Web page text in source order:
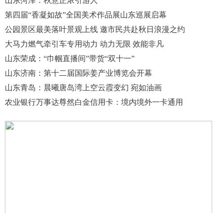
第四届“香凝如故”全国美术作品展山东巡展启幕
公园景区最美落叶景观上线 邀市民共赴秋日浪漫之约
大马力燃气牵引车专用动力 动力无限 效能非凡
山东荣成：“巾帼直播间”带货“双十一”
山东济南：第十二届国际姜产业博览会开幕
山东青岛：晨曦唐岛湾上空云霞变幻 宛如油画
农业银行万事达尊然白金信用卡：境内境外一卡通用